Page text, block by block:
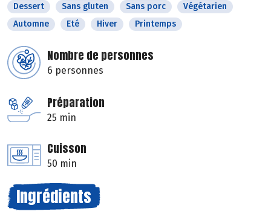
Dessert Sans gluten Sans porc
Végétarien
Automne
Eté Hiver Printemps
Nombre de personnes
6 personnes
Préparation
25 min
Cuisson
50 min
Ingrédients